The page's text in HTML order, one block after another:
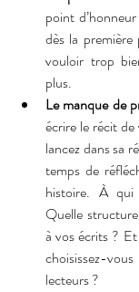
point
dès la
vouloir trop
plus.
Le manque de
écrire le récit
lancez dans sa
temps de
histoire. À qui
Quelle
à vos écrits ?
choisissez-
lecteurs ?